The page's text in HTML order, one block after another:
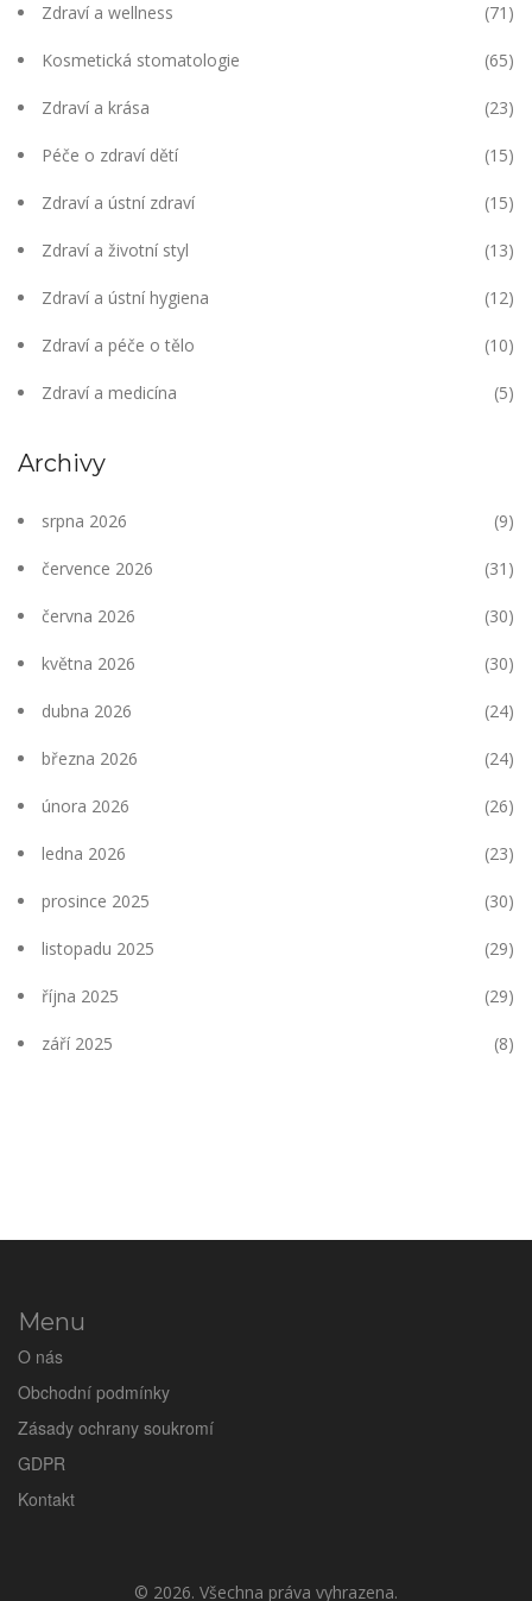
Zdraví a wellness (71)
Kosmetická stomatologie (65)
Zdraví a krása (23)
Péče o zdraví dětí (15)
Zdraví a ústní zdraví (15)
Zdraví a životní styl (13)
Zdraví a ústní hygiena (12)
Zdraví a péče o tělo (10)
Zdraví a medicína (5)
Archivy
srpna 2026 (9)
července 2026 (31)
června 2026 (30)
května 2026 (30)
dubna 2026 (24)
března 2026 (24)
února 2026 (26)
ledna 2026 (23)
prosince 2025 (30)
listopadu 2025 (29)
října 2025 (29)
září 2025 (8)
Menu
O nás
Obchodní podmínky
Zásady ochrany soukromí
GDPR
Kontakt
© 2026. Všechna práva vyhrazena.